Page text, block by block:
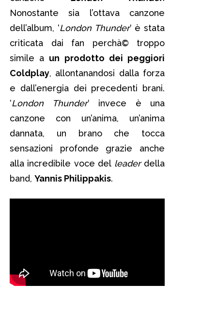
Nonostante sia l’ottava canzone
dell’album, ‘London Thunder‘ è stata
criticata dai fan perchà© troppo
simile a un prodotto dei peggiori
Coldplay, allontanandosi dalla forza
e dall’energia dei precedenti brani.
‘London Thunder‘ invece è una
canzone con un’anima, un’anima
dannata, un brano che tocca
sensazioni profonde grazie anche
alla incredibile voce del leaderdella
band, Yannis Philippakis.